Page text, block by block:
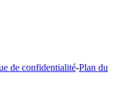
de confidentialité-Plan du